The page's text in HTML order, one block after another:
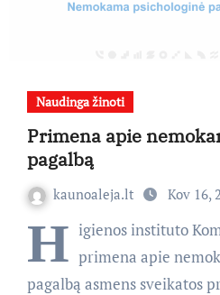
Naudinga žinoti
Primena apie
pagalbą
kaunoaleja.lt Kov 16,
H igienos instituto
primena apie
pagalbą asmens sveikatos